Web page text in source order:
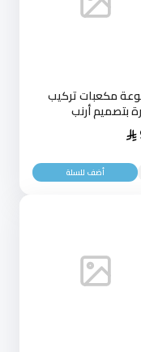
مكعبات تركيب
بتصميم أرنب
أضف للسلة